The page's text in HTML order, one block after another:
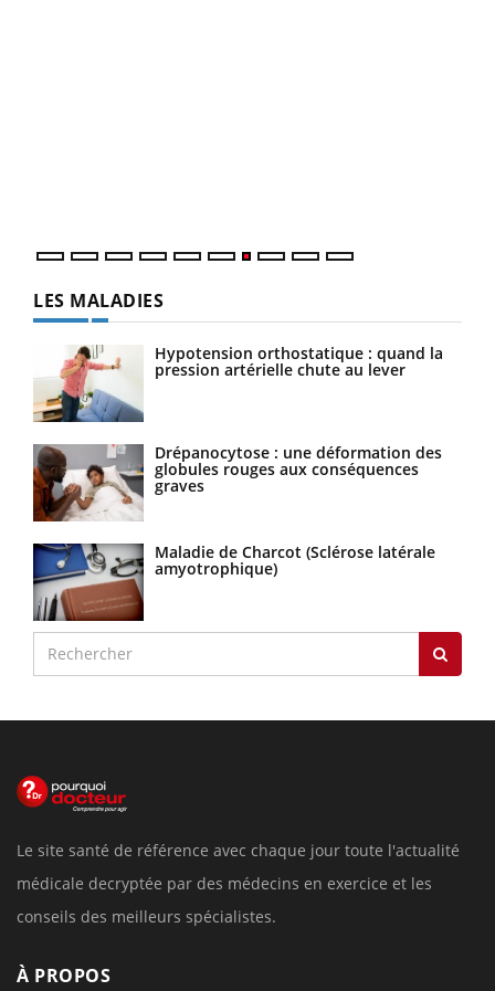
LES MALADIES
Hypotension orthostatique : quand la
pression artérielle chute au lever
Drépanocytose : une déformation des
globules rouges aux conséquences
graves
Maladie de Charcot (Sclérose latérale
amyotrophique)
Le site santé de référence avec chaque jour toute l'actualité
médicale decryptée par des médecins en exercice et les
conseils des meilleurs spécialistes.
À PROPOS